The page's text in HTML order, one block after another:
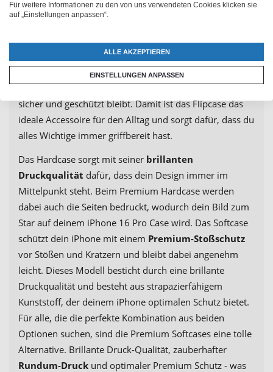
Fotoumschließt dein Gerät elegant und bietet durch
für Karten und Ausweise. Diese Handytasche aus
hochwertigem Kunstleder in Schwarz umschließt dein
iPhone 16 Pro wie ein schickes Notizbuch. Der
Magnetverschluss sorgt dafür, dass dein Smartphone
sicher und geschützt bleibt. Damit ist das Flipcase das
ideale Accessoire für den Alltag und sorgt dafür, dass du
alles Wichtige immer griffbereit hast.
Das Hardcase sorgt mit seiner brillanten
Druckqualität dafür, dass dein Design immer im
Mittelpunkt steht. Beim Premium Hardcase werden
dabei auch die Seiten bedruckt, wodurch dein Bild zum
Star auf deinem iPhone 16 Pro Case wird. Das Softcase
schützt dein iPhone mit einem Premium-Stoßschutz
vor Stößen und Kratzern und bleibt dabei angenehm
leicht. Dieses Modell besticht durch eine brillante
Druckqualität und besteht aus strapazierfähigem
Kunststoff, der deinem iPhone optimalen Schutz bietet.
Für alle, die die perfekte Kombination aus beiden
Optionen suchen, sind die Premium Softcases eine tolle
Alternative. Brillante Druck-Qualität, zauberhafter
Rundum-Druck und optimaler Premium Schutz - was
Für weitere Informationen zu den von uns verwendeten Cookies klicken sie
auf „Einstellungen anpassen“.
ALLE AKZEPTIEREN
EINSTELLUNGEN ANPASSEN